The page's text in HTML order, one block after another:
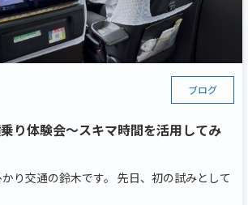
ブログ
り体験会～スキマ時間を活用してみ
り交通の鈴木です。 先日、初の試みとして